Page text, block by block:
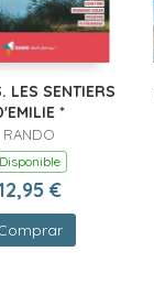
LES SENTIERS
*
RANDO
Disponible
€